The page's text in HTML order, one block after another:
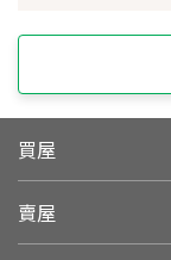
買屋
賣屋